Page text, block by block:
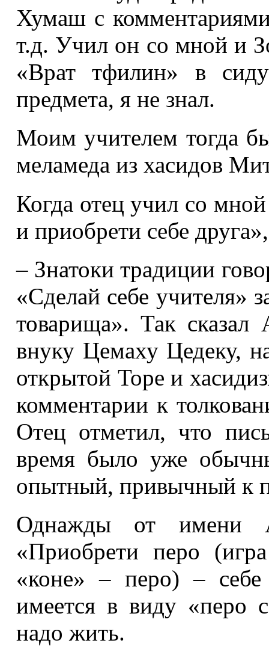
Хумаш с
т.д. Учил он со мной и
«Врат тфилин» в
предмета, я не знал.
Моим учителем тогда
меламеда из хасидов
Когда отец учил со
и приобрети себе
– Знатоки традиции
«Сделай себе учителя»
товарища». Так сказал
внуку Цемаху Цедеку,
открытой Торе и
комментарии к
Отец отметил, что
время было уже
опытный, привычный к
Однажды от имени
«Приобрети перо
«коне» – перо) –
имеется в виду «перо
надо жить.